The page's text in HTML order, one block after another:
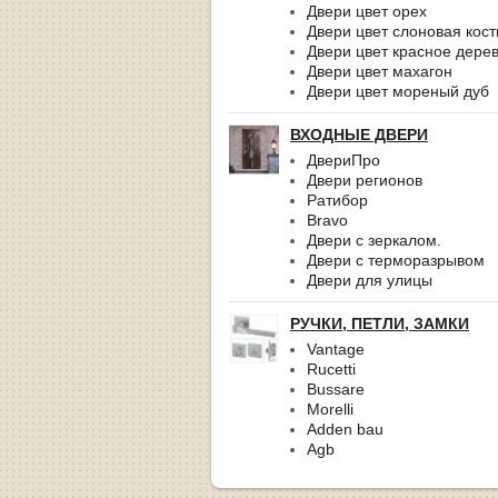
Двери цвет орех
Двери цвет слоновая
Двери цвет красное
Двери цвет махагон
Двери цвет мореный дуб
ВХОДНЫЕ ДВЕРИ
ДвериПро
Двери регионов
Ратибор
Bravo
Двери с зеркалом.
Двери с терморазрывом
Двери для улицы
РУЧКИ, ПЕТЛИ, ЗАМКИ
Vantage
Rucetti
Bussare
Morelli
Adden bau
Agb